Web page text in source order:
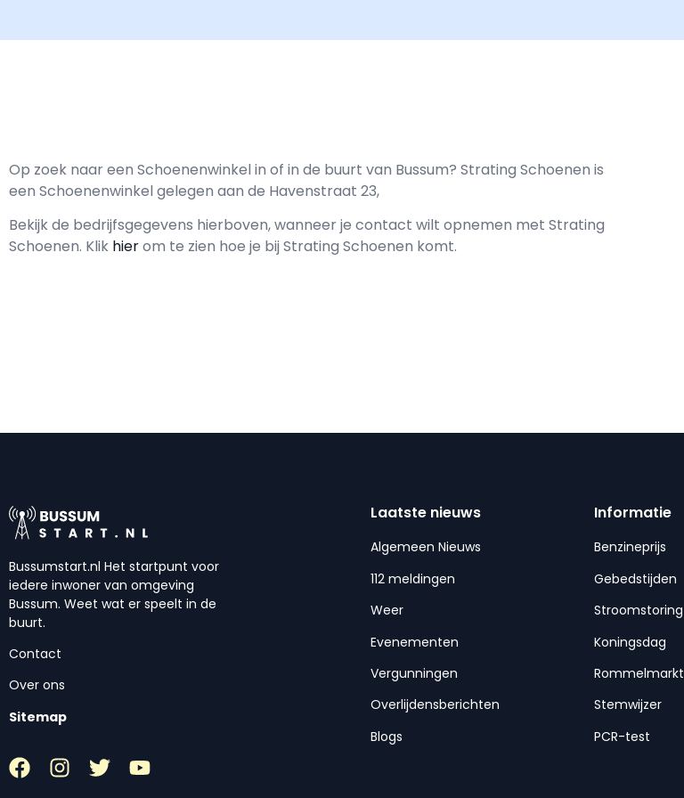
Op zoek naar een Schoenenwinkel in of in de buurt van Bussum? Strating Schoenen is
een Schoenenwinkel gelegen aan de Havenstraat 23,
Bekijk de bedrijfsgegevens hierboven, wanneer je contact wilt opnemen met Strating
Schoenen. Klik hierom te zien hoe je bij Strating Schoenen komt.
Bussumstart.nl Het startpunt voor
iedere inwoner van omgeving
Bussum. Weet wat er speelt in de
buurt.
Contact
Over ons
Sitemap
Laatste nieuws
Algemeen Nieuws
112 meldingen
Weer
Evenementen
Vergunningen
Overlijdensberichten
Blogs
Informatie
Benzineprijs
Gebedstijden
Stroomstoring
Koningsdag
Rommelmarkt
Stemwijzer
PCR-test